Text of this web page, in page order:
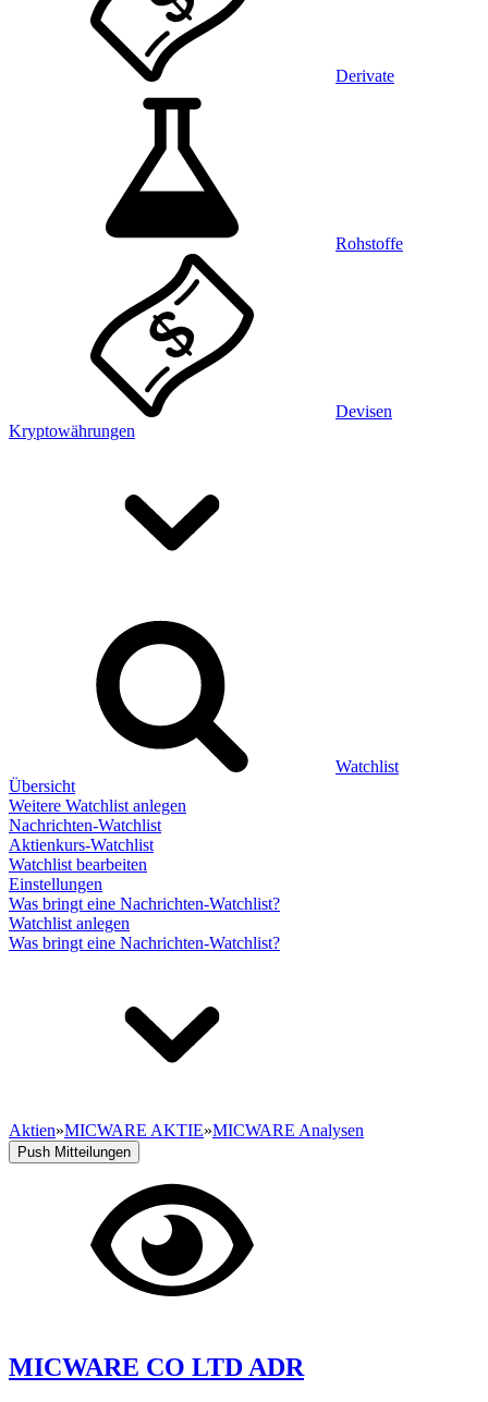
Derivate
Rohstoffe
Devisen
Kryptowährungen
Watchlist
Übersicht
Weitere Watchlist anlegen
Nachrichten-Watchlist
Aktienkurs-Watchlist
Watchlist bearbeiten
Einstellungen
Was bringt eine Nachrichten-Watchlist?
Watchlist anlegen
Was bringt eine Nachrichten-Watchlist?
Aktien»MICWARE AKTIE»MICWARE Analysen
Push Mitteilungen
MICWARE CO LTD ADR